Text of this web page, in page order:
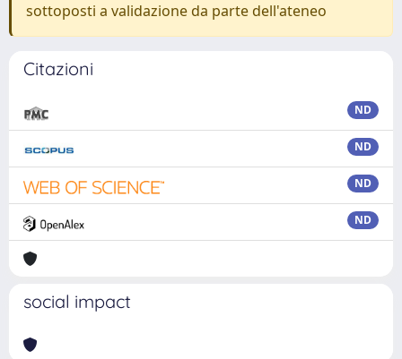
sottoposti a validazione da parte dell'ateneo
Citazioni
ND
ND
ND
ND
social impact